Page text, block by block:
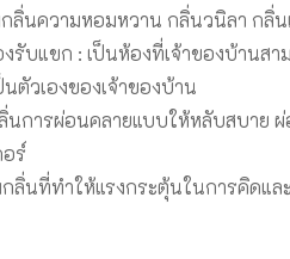
กลิ่นความหอมหวาน กลิ่นวนิลา กลิ่น
รับแขก : เป็นห้องที่เจ้าของบ้านสา
ตัวเองของเจ้าของบ้าน
นการผ่อนคลายแบบให้หลับสบาย
อร์
กลิ่นที่ทำให้แรงกระตุ้นในการคิดแ